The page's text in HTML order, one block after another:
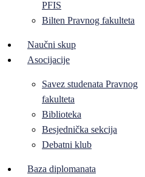
PFIS
Bilten Pravnog fakulteta
Naučni skup
Asocijacije
Savez studenata Pravnog
fakulteta
Biblioteka
Besjednička sekcija
Debatni klub
Baza diplomanata